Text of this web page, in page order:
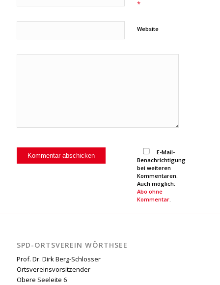
*
Website
E-Mail-
Benachrichtigung
bei weiteren
Kommentaren.
Auch möglich:
Abo ohne
Kommentar.
SPD-ORTSVEREIN WÖRTHSEE
Prof. Dr. Dirk Berg-Schlosser
Ortsvereinsvorsitzender
Obere Seeleite 6